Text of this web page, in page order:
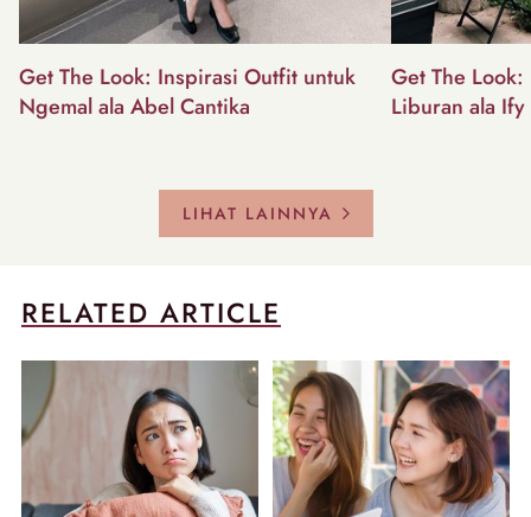
Get The Look: Inspirasi Outfit untuk
Ngemal ala Abel Cantika
Get The
Liburan ala Ify
LIHAT LAINNYA
RELATED ARTICLE